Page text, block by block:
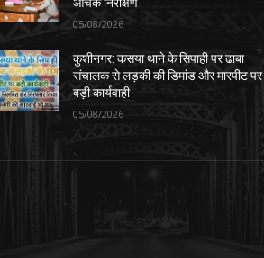
05/08/2026
कुशीनगर: कसया थाने के सिपाही पर ढाबा
संचालक से लड़की की डिमांड और मारपीट पर
बड़ी कार्यवाही
05/08/2026